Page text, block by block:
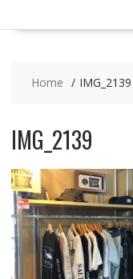
Home IMG_2139
IMG_2139